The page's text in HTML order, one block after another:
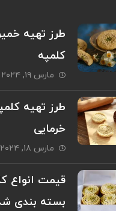
طرز تهیه
کلمپه
مارس ۱۹, ۲۰۲۴
طرز تهیه
خرمایی
مارس ۱۸, ۲۰۲۴
قیمت انواع
بسته بندی